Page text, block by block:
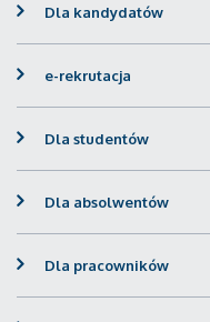
Dla kandydatów
e-rekrutacja
Dla studentów
Dla absolwentów
Dla pracowników